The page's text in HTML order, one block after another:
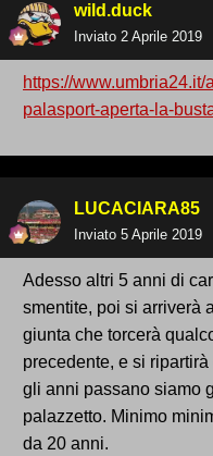
wild.duck
Inviato 2 Aprile 2019
https://
palasport-aperta-la-
LUCACIARA85
Inviato 5 Aprile 2019
Adesso altri 5 anni di
smentite, poi si arriverà
giunta che torcerà
precedente, e si
gli anni passano siamo
palazzetto. Minimo
da 20 anni.